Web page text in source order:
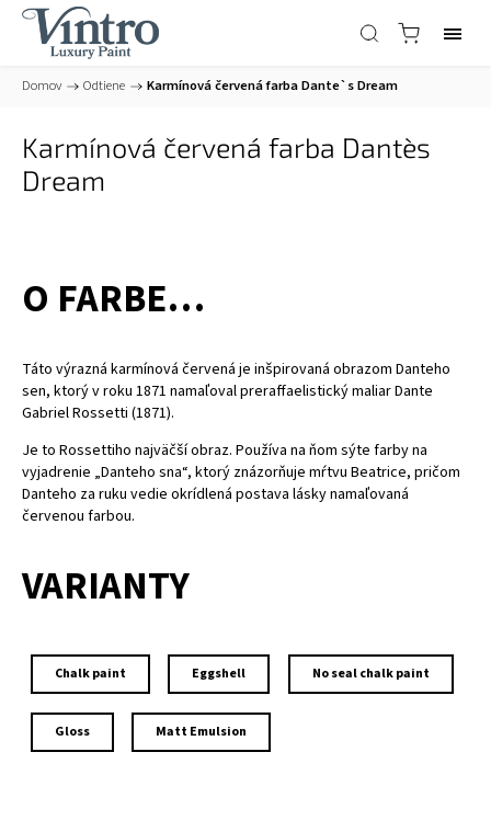
Domov / Odtiene / Karmínová červená farba Dante`s Dream
Karmínová červená farba Dante`s
Dream
O FARBE…
Táto výrazná karmínová červená je inšpirovaná obrazom Danteho
sen, ktorý v roku 1871 namaľoval preraffaelistický maliar Dante
Gabriel Rossetti (1871).
Je to Rossettiho najväčší obraz. Používa na ňom sýte farby na
vyjadrenie „Danteho sna“, ktorý znázorňuje mŕtvu Beatrice, pričom
Danteho za ruku vedie okrídlená postava lásky namaľovaná
červenou farbou.
VARIANTY
Chalk paint Eggshell No seal chalk paint
Gloss Matt Emulsion